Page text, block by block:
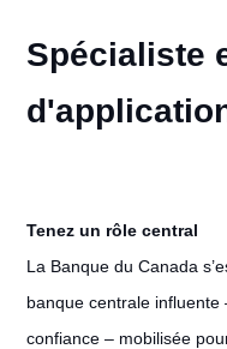
Spécialiste
Tenez un rôle central
La Banque du Canada
banque centrale
confiance – mobilisée